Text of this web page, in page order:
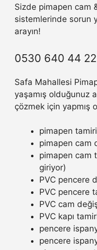
Sizde pimapen cam
sistemlerinde sorun
arayın!
0530 640 44 22
Safa Mahallesi
yaşamış olduğunuz
çözmek için yapmış
pimapen tamiri
pimapen cam
pimapen cam
giriyor)
PVC pencere
PVC pencere
PVC cam
PVC kapı
pencere
pencere